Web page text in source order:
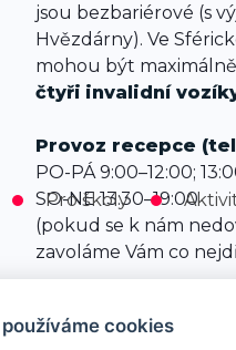
jsou bezbariérové (s
Hvězdárny). Ve
mohou být maximálně
čtyři invalidní
Provoz recepce
PO-PÁ 9:00–12:00;
SO-NE 13:30–19:00
(pokud se k nám
zavoláme Vám co
Pro školy
používáme cookies